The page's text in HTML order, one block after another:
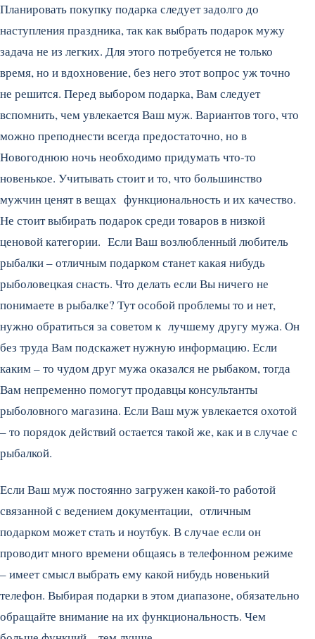
Планировать покупку подарка следует задолго до
наступления праздника, так как выбрать подарок мужу
задача не из легких. Для этого потребуется не только
время, но и вдохновение, без него этот вопрос уж точно
не решится. Перед выбором подарка, Вам следует
вспомнить, чем увлекается Ваш муж. Вариантов того, что
можно преподнести всегда предостаточно, но в
Новогоднюю ночь необходимо придумать что-то
новенькое. Учитывать стоит и то, что большинство
мужчин ценят в вещах функциональность и их качество.
Не стоит выбирать подарок среди товаров в низкой
ценовой категории. Если Ваш возлюбленный любитель
рыбалки – отличным подарком станет какая нибудь
рыболовецкая снасть. Что делать если Вы ничего не
понимаете в рыбалке? Тут особой проблемы то и нет,
нужно обратиться за советом к лучшему другу мужа. Он
без труда Вам подскажет нужную информацию. Если
каким – то чудом друг мужа оказался не рыбаком, тогда
Вам непременно помогут продавцы консультанты
рыболовного магазина. Если Ваш муж увлекается охотой
– то порядок действий остается такой же, как и в случае с
рыбалкой.
Если Ваш муж постоянно загружен какой-то работой
связанной с ведением документации, отличным
подарком может стать и ноутбук. В случае если он
проводит много времени общаясь в телефонном режиме
– имеет смысл выбрать ему какой нибудь новенький
телефон. Выбирая подарки в этом диапазоне, обязательно
обращайте внимание на их функциональность. Чем